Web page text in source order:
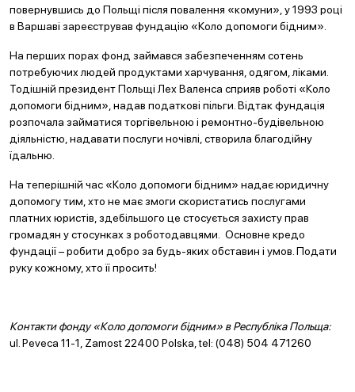
повернувшись до Польщі після повалення «комуни», у 1993 році
в Варшаві зареєстрував фундацію «Коло допомоги бідним».
На перших порах фонд займався забезпеченням сотень
потребуючих людей продуктами харчування, одягом, ліками.
Тодішній президент Польщі Лех Валенса сприяв роботі «Коло
допомоги бідним», надав податкові пільги. Відтак фундація
розпочала займатися торгівельною і ремонтно-будівельною
діяльністю, надавати послуги ночівлі, створила благодійну
їдальню.
На теперішній час «Коло допомоги бідним» надає юридичну
допомогу тим, хто не має змоги скористатись послугами
платних юристів, здебільшого це стосується захисту прав
громадян у стосунках з роботодавцями. Основне кредо
фундації – робити добро за будь-яких обставин і умов. Подати
руку кожному, хто її просить!
Контакти фонду «Коло допомоги бідним» в Республіка Польща:
ul. Peveca 11-1, Zamost 22400 Polska, tel: (048) 504 471260